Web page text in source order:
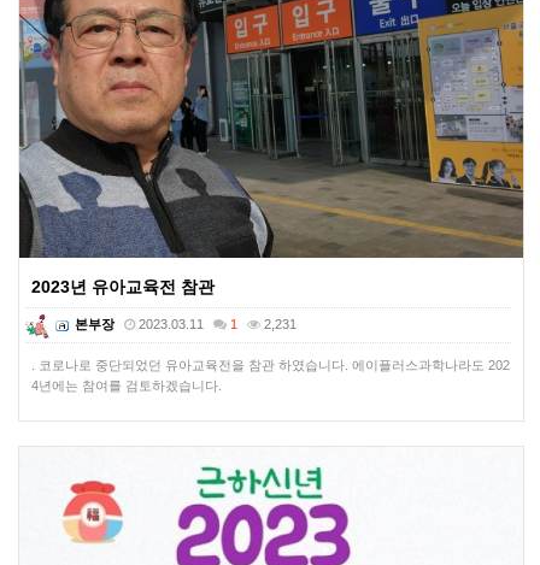
2023년 유아교육전 참관
본부장 2023.03.11 1 2,231
. 코로나로 중단되었던 유아교육전을 참관 하였습니다. 에이플러스과학나라도 202
4년에는 참여를 검토하겠습니다.